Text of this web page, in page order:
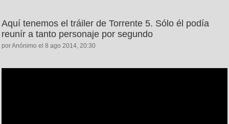
Aquí tenemos el tráiler de Torrente 5. Sólo él podía
reunír a tanto personaje por segundo
por Anónimo el 8 ago 2014, 20:30